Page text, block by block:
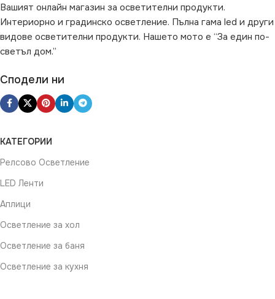
Вашият онлайн магазин за осветителни продукти.
Интериорно и градинско осветление. Пълна гама led и други
видове осветителни продукти. Нашето мото е “За един по-
светъл дом.”
Сподели ни
КАТЕГОРИИ
Релсово Осветление
LED Ленти
Аплици
Осветление за хол
Осветление за баня
Осветление за кухня